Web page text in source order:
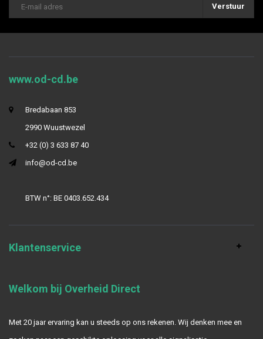
Verstuur
www.od-cd.be
Bredabaan 853
2990 Wuustwezel
+32 (0) 3 633 87 40
info@od-cd.be
BTW n°: BE 0403.652.434
Klantenservice
Welkom bij Overheid Direct
Met 20 jaar ervaring kan u steeds op ons rekenen. Wij denken mee en